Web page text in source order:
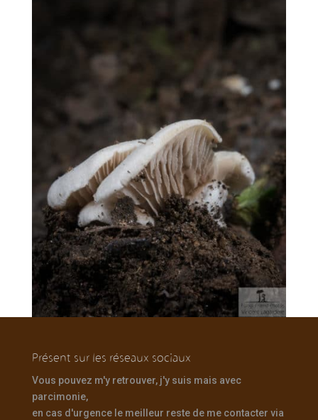
Présent sur les réseaux sociaux
Vous pouvez m'y retrouver, j'y suis mais avec
parcimonie,
en cas d'urgence le meilleur reste de me contacter via